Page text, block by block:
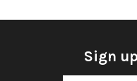
Sign